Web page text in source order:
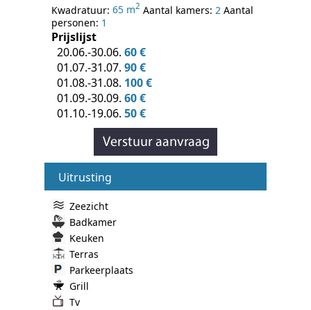
Kwadratuur: 65 m2 Aantal kamers: 2 Aantal
personen: 1
Prijslijst
20.06.-30.06. 60 €
01.07.-31.07. 90 €
01.08.-31.08. 100 €
01.09.-30.09. 60 €
01.10.-19.06. 50 €
Uitrusting
Zeezicht
Badkamer
Keuken
Terras
Parkeerplaats
Grill
Tv